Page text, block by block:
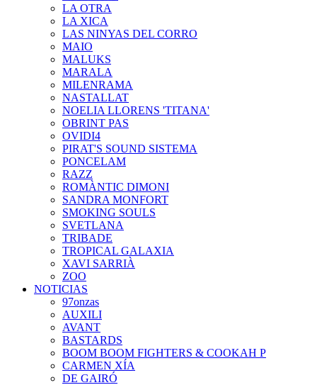
LA OTRA
LA XICA
LAS NINYAS DEL CORRO
MAIO
MALUKS
MARALA
MILENRAMA
NASTALLAT
NOELIA LLORENS 'TITANA'
OBRINT PAS
OVIDI4
PIRAT'S SOUND SISTEMA
PONCELAM
RAZZ
ROMÀNTIC DIMONI
SANDRA MONFORT
SMOKING SOULS
SVETLANA
TRIBADE
TROPICAL GALAXIA
XAVI SARRIÀ
ZOO
NOTICIAS
97onzas
AUXILI
AVANT
BASTARDS
BOOM BOOM FIGHTERS & COOKAH P
CARMEN XÍA
DE GAIRÓ